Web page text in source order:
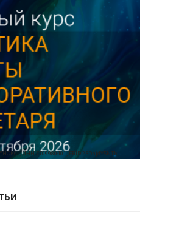
ИНН 7709980401, ERID:2SDnjdY5NTb